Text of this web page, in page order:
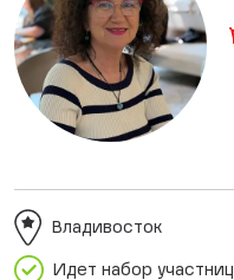
Идет набор участниц
Владивосток